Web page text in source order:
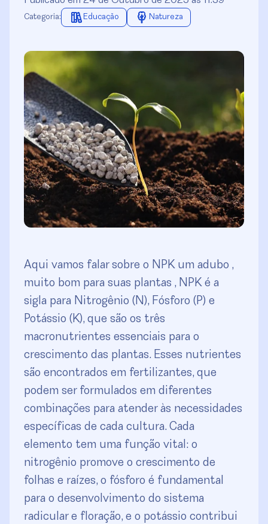
Categoria: Educação Natureza
Aqui vamos falar sobre o NPK um adubo ,
muito bom para suas plantas , NPK é a
sigla para Nitrogênio (N), Fósforo (P) e
Potássio (K), que são os três
macronutrientes essenciais para o
crescimento das plantas. Esses nutrientes
são encontrados em fertilizantes, que
podem ser formulados em diferentes
combinações para atender às necessidades
específicas de cada cultura. Cada
elemento tem uma função vital: o
nitrogênio promove o crescimento de
folhas e raízes, o fósforo é fundamental
para o desenvolvimento do sistema
radicular e floração, e o potássio contribui